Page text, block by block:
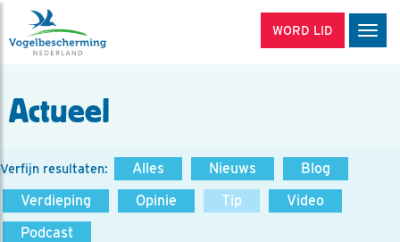
WORD LID
Actueel
Verfijn resultaten: Alles Nieuws
Blog
Verdieping
Opinie Tip
Video
Podcast